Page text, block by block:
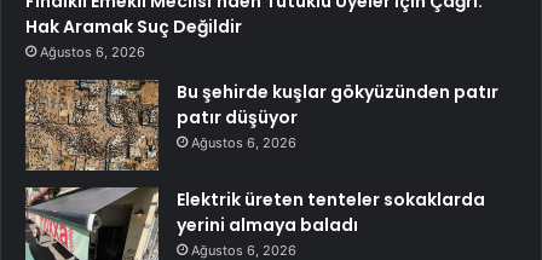
Hak Aramak Suç Değildir
Ağustos 6, 2026
Bu şehirde kuşlar gökyüzünden patır
patır düşüyor
Ağustos 6, 2026
Elektrik üreten tenteler sokaklarda
yerini almaya baladı
Ağustos 6, 2026